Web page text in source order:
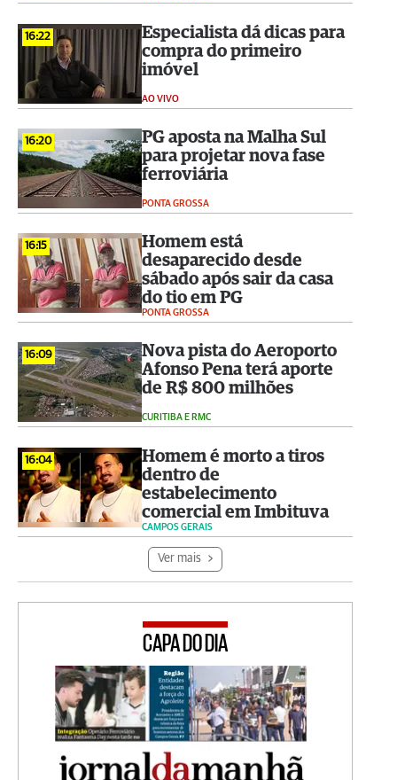
16:22
Especialista dá dicas para
compra do primeiro
imóvel
AO VIVO
16:20
PG aposta na Malha Sul
para projetar nova fase
ferroviária
PONTA GROSSA
16:15
Homem está
desaparecido desde
sábado após sair da casa
do tio em PG
PONTA GROSSA
16:09
Nova pista do Aeroporto
Afonso Pena terá aporte
de R$ 800 milhões
CURITIBA E RMC
16:04
Homem é morto a tiros
dentro de
estabelecimento
comercial em Imbituva
CAMPOS GERAIS
Ver mais
CAPA DO DIA